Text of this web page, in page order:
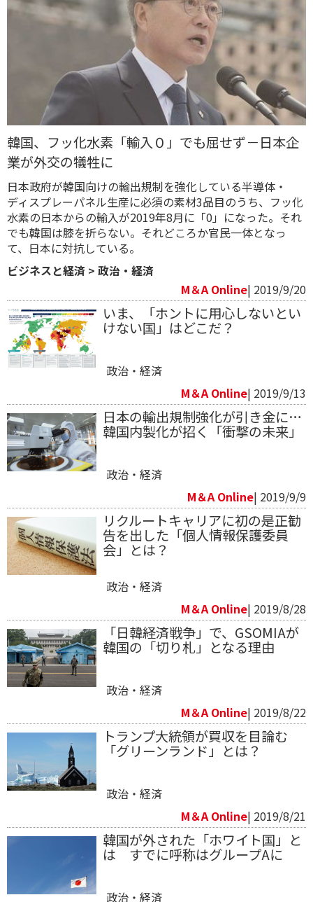
韓国、フッ化水素「輸入０」でも屈せず－日本企
業が外交の犠牲に
日本政府が韓国向けの輸出規制を強化している半導体・
ディスプレーパネル生産に必須の素材3品目のうち、​フッ化
水素の日本からの輸入が2019年8月に「0」になった。それ
でも韓国は膝を折らない。それどころか官民一体となっ
て、日本に対抗している。
ビジネスと経済 > 政治・経済
M＆A Online| 2019/9/20
いま、「ホントに用心しないとい
けない国」はどこだ？
政治・経済
M＆A Online| 2019/9/13
日本の輸出規制強化が引き金に…
韓国内製化が招く「衝撃の未来」
政治・経済
M＆A Online| 2019/9/9
リクルートキャリアに初の是正勧
告を出した「個人情報保護委員
会」とは？
政治・経済
M＆A Online| 2019/8/28
「日韓経済戦争」で、GSOMIAが
韓国の「切り札」となる理由
政治・経済
M＆A Online| 2019/8/22
トランプ大統領が買収を目論む
「グリーンランド」とは？
政治・経済
M＆A Online| 2019/8/21
韓国が外された「ホワイト国」と
は すでに呼称はグループAに
政治・経済